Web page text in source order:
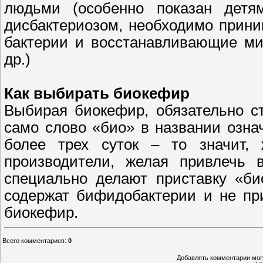
людьми (особенно показан
дисбактериозом, необходимо
бактерии и восстанавливающие
др.)
Как выбирать биокефир
Выбирая биокефир, обязательно
само слово «био» в названии
более трех суток – то
производители, желая привлечь
специально делают приставку
содержат бифидобактерии и не
биокефир.
Всего комментариев: 0
Добавлять комментарии